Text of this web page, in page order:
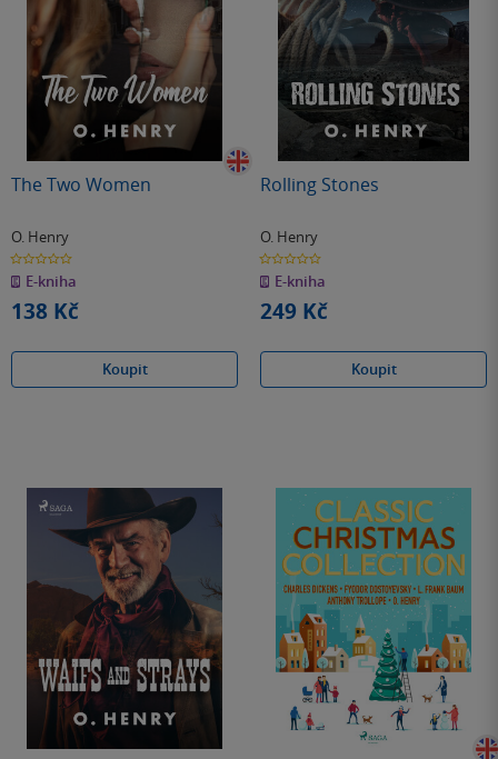
The Two Women
O. Henry
0.0
z
5
hvězdiček
E-kniha
138 Kč
Koupit
Rolling Stones
O. Henry
0.0
z
5
hvězdiček
E-kniha
249 Kč
Koupit